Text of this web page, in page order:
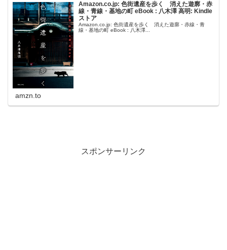
Amazon.co.jp: 色街遺産を歩く 消えた遊廓・赤
線・青線・基地の町 eBook : 八木澤 高明: Kindle
ストア
Amazon.co.jp: 色街遺産を歩く 消えた遊廓・赤線・青
線・基地の町 eBook : 八木澤...
amzn.to
スポンサーリンク